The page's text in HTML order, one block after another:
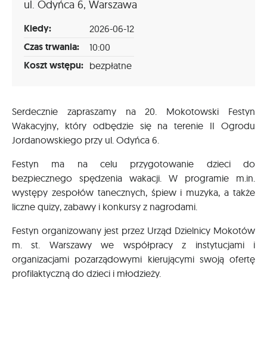
ul. Odyńca 6, Warszawa
Kiedy: 2026-06-12
Czas trwania: 10:00
Koszt wstępu: bezpłatne
Serdecznie zapraszamy na 20. Mokotowski Festyn
Wakacyjny, który odbędzie się na terenie II Ogrodu
Jordanowskiego przy ul. Odyńca 6.
Festyn ma na celu przygotowanie dzieci do
bezpiecznego spędzenia wakacji. W programie m.in.
występy zespołów tanecznych, śpiew i muzyka, a także
liczne quizy, zabawy i konkursy z nagrodami.
Festyn organizowany jest przez Urząd Dzielnicy Mokotów
m. st. Warszawy we współpracy z instytucjami i
organizacjami pozarządowymi kierującymi swoją ofertę
profilaktyczną do dzieci i młodzieży.